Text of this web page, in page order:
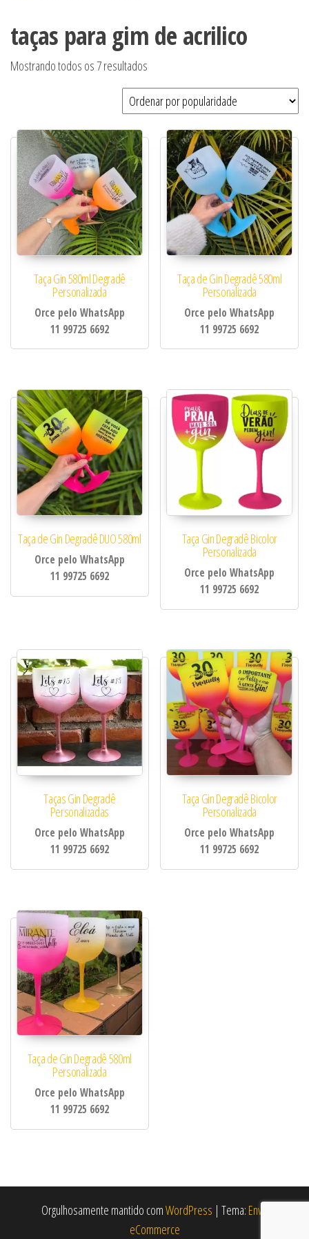
taças para gim de acrilico
Mostrando todos os 7 resultados
Taça Gin 580ml Degradê
Personalizada
Orce pelo WhatsApp
11 99725 6692
Taça de Gin Degradê 580ml
Personalizada
Orce pelo WhatsApp
11 99725 6692
Taça de Gin Degradê DUO 580ml
Orce pelo WhatsApp
11 99725 6692
Taça Gin Degradê Bicolor
Personalizada
Orce pelo WhatsApp
11 99725 6692
Taças Gin Degradê
Personalizadas
Orce pelo WhatsApp
11 99725 6692
Taça Gin Degradê Bicolor
Personalizada
Orce pelo WhatsApp
11 99725 6692
Taça de Gin Degradê 580ml
Personalizada
Orce pelo WhatsApp
11 99725 6692
Orgulhosamente mantido comWordPress | Tema: Envo
eCommerce